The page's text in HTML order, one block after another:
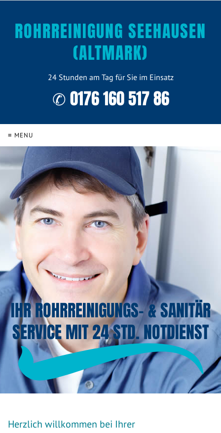
ROHRREINIGUNG SEEHAUSEN
(ALTMARK)
24 Stunden am Tag für Sie im Einsatz
✆ 0176 160 517 86
≡ MENU
IHR ROHRREINIGUNGS- & SANITÄR
SERVICE MIT 24 STD. NOTDIENST
Herzlich willkommen bei Ihrer